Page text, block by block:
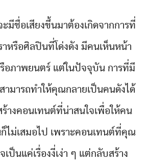
มีชื่อเสียงขึ้นมาต้องเกิดจากการที่
หรือศิลปินที่โด่งดัง มีคนเห็นหน้า
อภาพยนตร์ แต่ในปัจจุบัน การที่มี
ามารถทำให้คุณกลายเป็นคนดังได้
างคอนเทนต์ที่น่าสนใจเพื่อให้คน
ม่เสมอไป เพราะคอนเทนต์ที่คุณ
เป็นแค่เรื่องงี่เง่า ๆ แต่กลับสร้าง